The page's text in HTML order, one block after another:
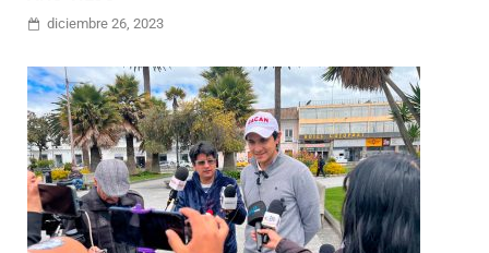
diciembre 26, 2023